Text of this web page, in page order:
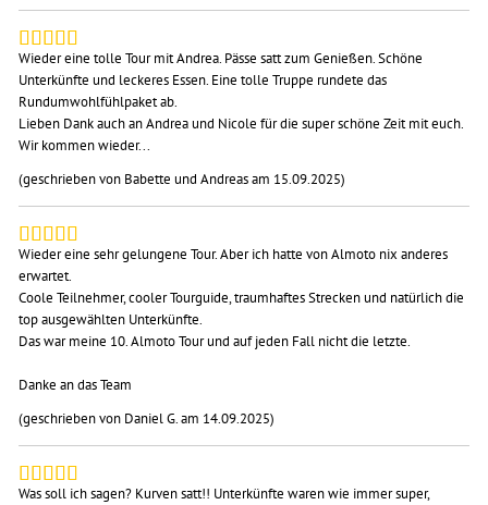
Wieder eine tolle Tour mit Andrea. Pässe satt zum Genießen. Schöne
Unterkünfte und leckeres Essen. Eine tolle Truppe rundete das
Rundumwohlfühlpaket ab.
Lieben Dank auch an Andrea und Nicole für die super schöne Zeit mit euch.
Wir kommen wieder...
(geschrieben von Babette und Andreas am 15.09.2025)
Wieder eine sehr gelungene Tour. Aber ich hatte von Almoto nix anderes
erwartet.
Coole Teilnehmer, cooler Tourguide, traumhaftes Strecken und natürlich die
top ausgewählten Unterkünfte.
Das war meine 10. Almoto Tour und auf jeden Fall nicht die letzte.
Danke an das Team
(geschrieben von Daniel G. am 14.09.2025)
Was soll ich sagen? Kurven satt!! Unterkünfte waren wie immer super,